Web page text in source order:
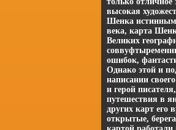
высокая
Шенка
века, карта
Великих
ошибок,
Однако этой и
написании
и герой
путешествия в
других карт его
открытые,